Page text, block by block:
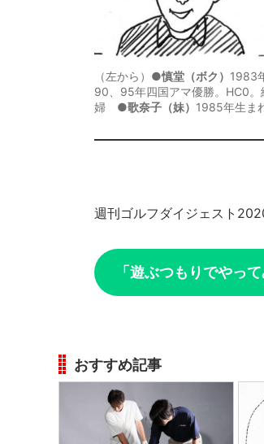
（左から）●慎堂（ボク） 1983
90、95年四国アマ優勝。HC0
婦 ●歌奈子（妹） 1985年生ま
週刊ゴルフダイジェスト
「遊ぶつもりでやっ
おすすめ記事